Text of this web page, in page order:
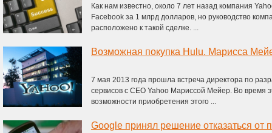
Как нам известно, около 7 лет назад компания
Facebook за 1 млрд долларов, но руководство
расположено к такой сделке. ...
Возможная покупка Hulu. Марисса
7 мая 2013 года прошла встреча директора по
сервисов с CEO Yahoo Мариссой Мейер. Во время
возможности приобретения этого ...